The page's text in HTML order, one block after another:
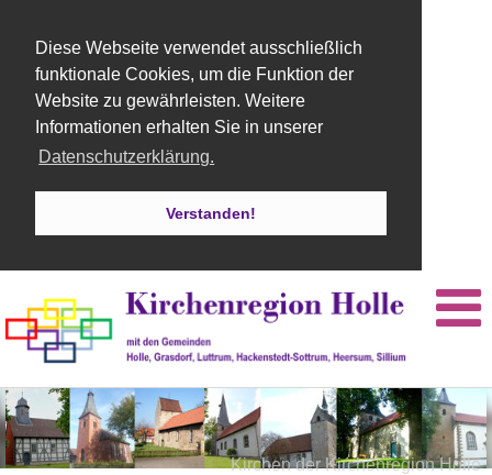
Diese Webseite verwendet ausschließlich
funktionale Cookies, um die Funktion der
Website zu gewährleisten. Weitere
Informationen erhalten Sie in unserer
Datenschutzerklärung.
Verstanden!
Kirchen der Kirchenregion Holle
Kirche Holle
Orgel St. Martins Kirche Holle